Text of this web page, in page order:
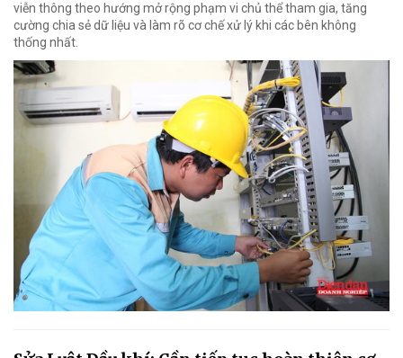
viễn thông theo hướng mở rộng phạm vi chủ thể tham gia, tăng
cường chia sẻ dữ liệu và làm rõ cơ chế xử lý khi các bên không
thống nhất.